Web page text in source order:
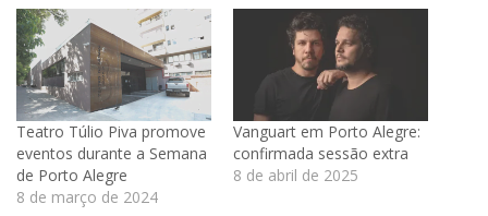
Teatro Túlio Piva promove
eventos durante a Semana
de Porto Alegre
8 de março de 2024
Vanguart em Porto Alegre:
confirmada sessão extra
8 de abril de 2025